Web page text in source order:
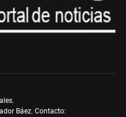
Báez. Contacto: